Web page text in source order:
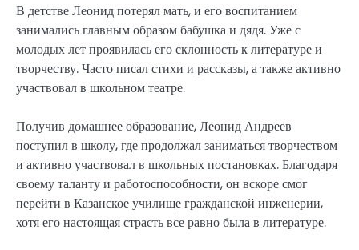
В детстве Леонид потерял мать, и его воспитанием
занимались главным образом бабушка и дядя. Уже с
молодых лет проявилась его склонность к литературе и
творчеству. Часто писал стихи и рассказы, а также активно
участвовал в школьном театре.
Получив домашнее образование, Леонид Андреев
поступил в школу, где продолжал заниматься творчеством
и активно участвовал в школьных постановках. Благодаря
своему таланту и работоспособности, он вскоре смог
перейти в Казанское училище гражданской инженерии,
хотя его настоящая страсть все равно была в литературе.